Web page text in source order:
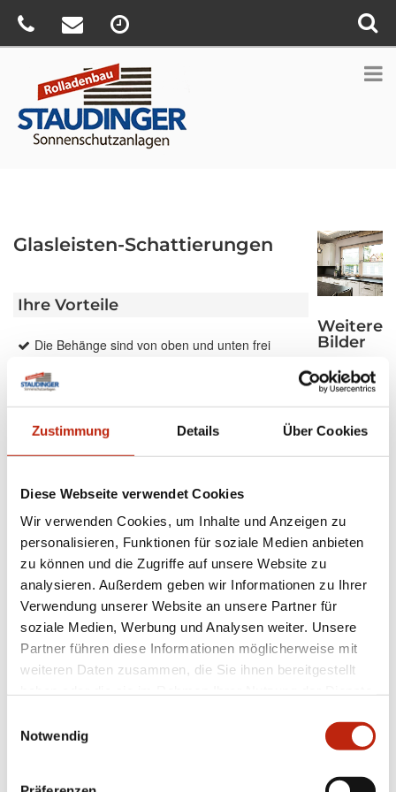
Zustimmung Details Über Cookies
Diese Webseite verwendet Cookies
Wir verwenden Cookies, um Inhalte und Anzeigen zu
personalisieren, Funktionen für soziale Medien anbieten
zu können und die Zugriffe auf unsere Website zu
analysieren. Außerdem geben wir Informationen zu Ihrer
Verwendung unserer Website an unsere Partner für
soziale Medien, Werbung und Analysen weiter. Unsere
Partner führen diese Informationen möglicherweise mit
weiteren Daten zusammen, die Sie ihnen bereitgestellt
Notwendig
Glasleisten-Schattierungen
Ihre Vorteile
Die Behänge sind von oben und unten frei
Montage in der Glasleiste
Beschädigungsfreie Montage möglich
Hochwertige Stoffe und eine Vielzahl von
Jeweils farblich passende Zubehörteile
Produktdetails
max. Breite: 1500 mm
max. Höhe: 2200 mm
Bedienung: Griff, Griffleiste
Anwendungsbereiche: Für Fenster, Türen
Klemmträgern. Auch als mit Klebeleiste direkt auf
Weitere
Bilder